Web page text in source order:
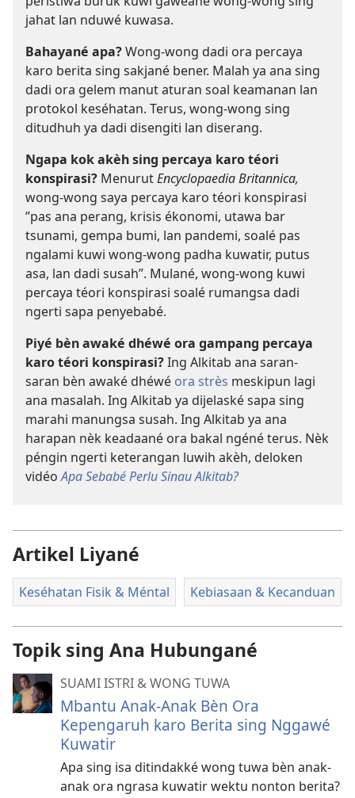
jahat lan nduwé kuwasa.
Bahayané apa?Wong-wong dadi ora percaya
karo berita sing sakjané bener. Malah ya ana sing
dadi ora gelem manut aturan soal keamanan lan
protokol keséhatan. Terus, wong-wong sing
ditudhuh ya dadi disengiti lan diserang.
Ngapa kok akèh sing percaya karo téori
konspirasi? MenurutEncyclopaedia Britannica,
wong-wong saya percaya karo téori konspirasi
”pas ana perang, krisis ékonomi, utawa bar
tsunami, gempa bumi, lan pandemi, soalé pas
ngalami kuwi wong-wong padha kuwatir, putus
asa, lan dadi susah”. Mulané, wong-wong kuwi
percaya téori konspirasi soalé rumangsa dadi
ngerti sapa penyebabé.
Piyé bèn awaké dhéwé ora gampang percaya
karo téori konspirasi?Ing Alkitab ana saran-
saran bèn awaké dhéwé ora strès meskipun lagi
ana masalah. Ing Alkitab ya dijelaské sapa sing
marahi manungsa susah. Ing Alkitab ya ana
harapan nèk keadaané ora bakal ngéné terus. Nèk
péngin ngerti keterangan luwih akèh, deloken
vidéoApa Sebabé Perlu Sinau Alkitab?
Artikel Liyané
Keséhatan Fisik & Méntal Kebiasaan & Kecanduan
Topik sing Ana Hubungané
SUAMI ISTRI & WONG TUWA
Mbantu Anak-Anak Bèn Ora
Kepengaruh karo Berita sing Nggawé
Kuwatir
Apa sing isa ditindakké wong tuwa bèn anak-
anak ora ngrasa kuwatir wektu nonton berita?